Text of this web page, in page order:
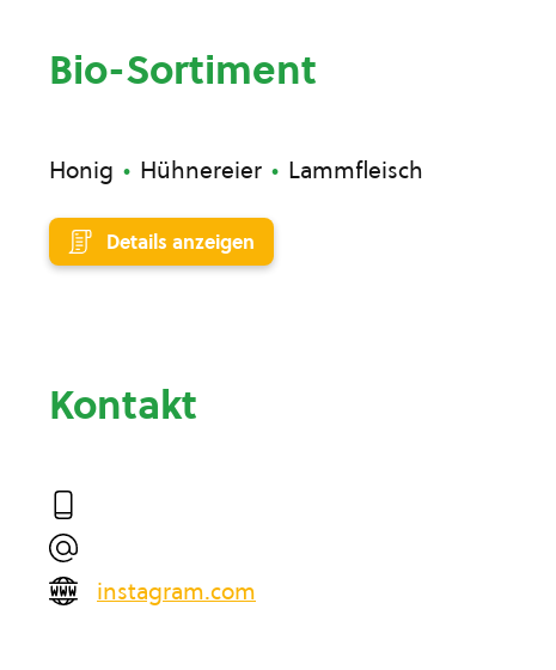
Bio-Sortiment
Honig Hühnereier Lammfleisch
Details anzeigen
Kontakt
instagram.com